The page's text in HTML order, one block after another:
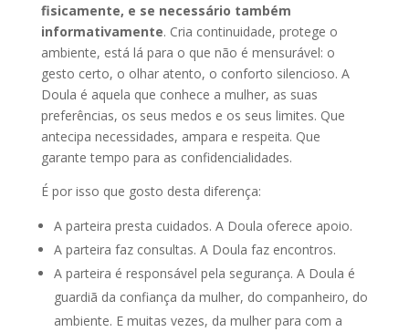
fisicamente, e se necessário também
informativamente. Cria continuidade, protege o
ambiente, está lá para o que não é mensurável: o
gesto certo, o olhar atento, o conforto silencioso. A
Doula é aquela que conhece a mulher, as suas
preferências, os seus medos e os seus limites. Que
antecipa necessidades, ampara e respeita. Que
garante tempo para as confidencialidades.
É por isso que gosto desta diferença:
A parteira presta cuidados. A Doula oferece apoio.
A parteira faz consultas. A Doula faz encontros.
A parteira é responsável pela segurança. A Doula é
guardiã da confiança da mulher, do companheiro, do
ambiente. E muitas vezes, da mulher para com a